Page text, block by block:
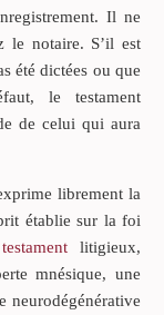
Il ne
le notaire. S’il est
été dictées ou que
le testament
de celui qui aura
librement la
établie sur la foi
litigieux,
mnésique, une
neurodégénérative